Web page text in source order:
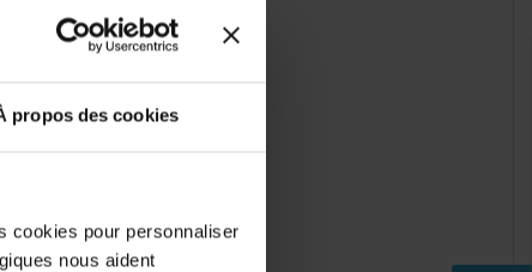
propos des cookies
cookies pour personnaliser
nous aident